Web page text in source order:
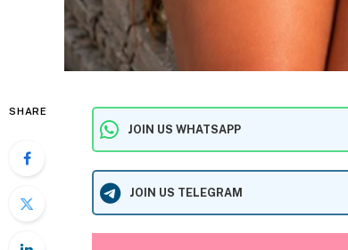
SHARE
JOIN US WHATSAPP
JOIN US TELEGRAM